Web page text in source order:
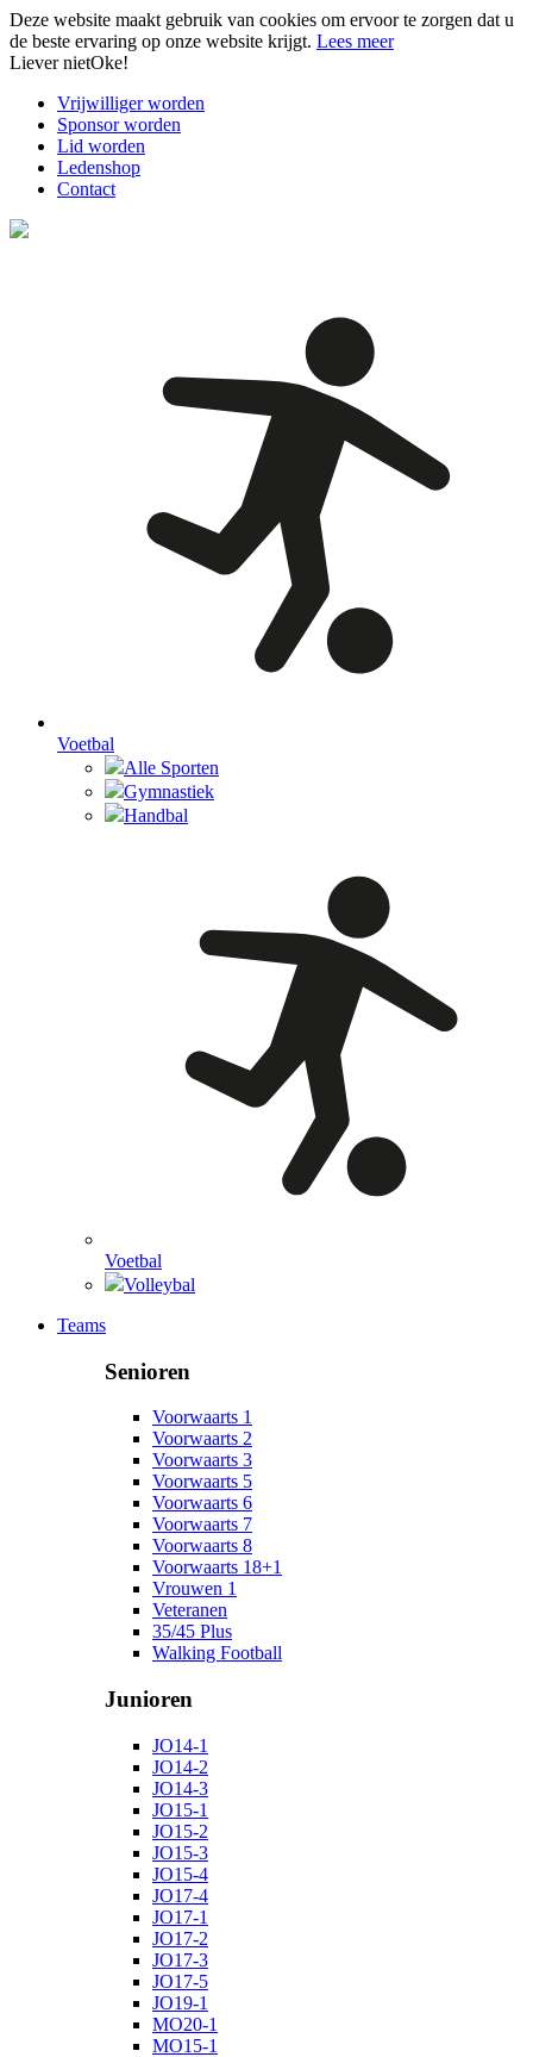
Deze website maakt gebruik van cookies om ervoor te zorgen dat u
de beste ervaring op onze website krijgt. Lees meer
Liever nietOke!
Vrijwilliger worden
Sponsor worden
Lid worden
Ledenshop
Contact
Voetbal
Alle Sporten
Gymnastiek
Handbal
Voetbal
Volleybal
Teams
Senioren
Voorwaarts 1
Voorwaarts 2
Voorwaarts 3
Voorwaarts 5
Voorwaarts 6
Voorwaarts 7
Voorwaarts 8
Voorwaarts 18+1
Vrouwen 1
Veteranen
35/45 Plus
Walking Football
Junioren
JO14-1
JO14-2
JO14-3
JO15-1
JO15-2
JO15-3
JO15-4
JO17-4
JO17-1
JO17-2
JO17-3
JO17-5
JO19-1
MO20-1
MO15-1